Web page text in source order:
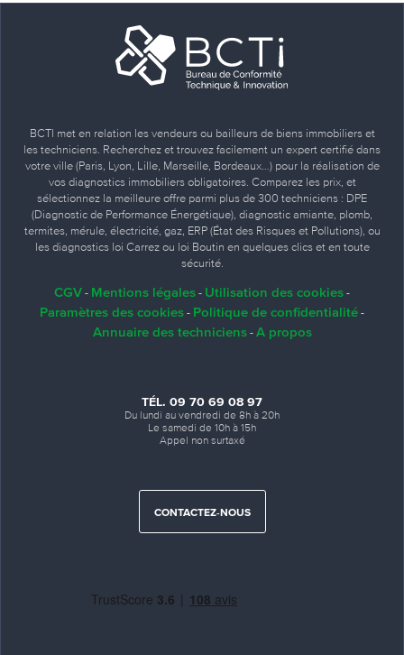
BCTI met en relation les vendeurs ou bailleurs de biens immobiliers et
les techniciens. Recherchez et trouvez facilement un expert certifié dans
votre ville (Paris, Lyon, Lille, Marseille, Bordeaux…) pour la réalisation de
vos diagnostics immobiliers obligatoires. Comparez les prix, et
sélectionnez la meilleure offre parmi plus de 300 techniciens : DPE
(Diagnostic de Performance Énergétique), diagnostic amiante, plomb,
termites, mérule, électricité, gaz, ERP (État des Risques et Pollutions), ou
les diagnostics loi Carrez ou loi Boutin en quelques clics et en toute
sécurité.
CGV - Mentions légales - Utilisation des cookies -
Paramètres des cookies - Politique de confidentialité -
Annuaire des techniciens- A propos
TÉL. 09 70 69 08 97
Du lundi au vendredi de 8h à 20h
Le samedi de 10h à 15h
Appel non surtaxé
CONTACTEZ-NOUS